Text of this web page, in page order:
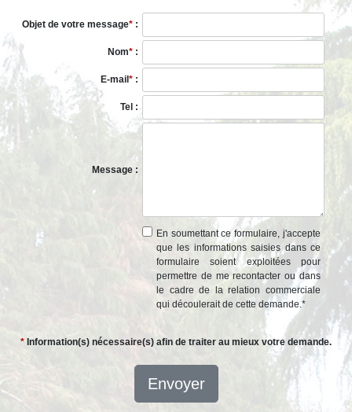
Objet de votre message* :
Nom* :
E-mail * :
Tel :
Message :
En soumettant ce formulaire, j'accepte
que les informations saisies dans ce
formulaire soient exploitées pour
permettre de me recontacter ou dans
le cadre de la relation commerciale
qui découlerait de cette demande.*
* Information(s) nécessaire(s) afin de traiter au mieux votre demande.
Envoyer